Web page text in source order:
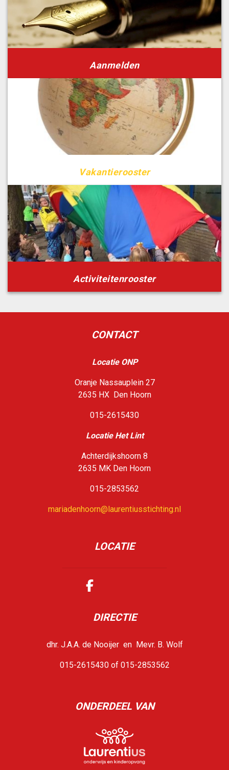
Aanmelden
Vakantierooster
Activiteitenrooster
CONTACT
Locatie ONP
Oranje Nassauplein 27
2635 HX Den Hoorn
015-2615430
Locatie Het Lint
Achterdijkshoorn 8
2635 MK Den Hoorn
015-2853562
mariadenhoorn@laurentiusstichting.nl
LOCATIE
DIRECTIE
dhr. J.A.A. de Nooijer en Mevr. B. Wolf
015-2615430 of 015-2853562
ONDERDEEL VAN